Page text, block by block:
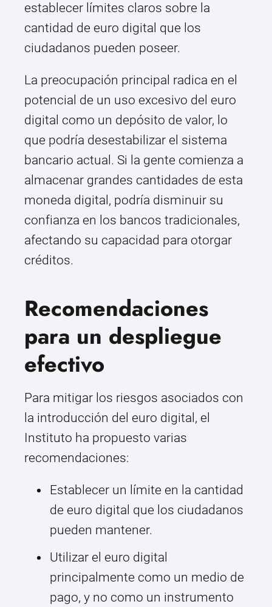
establecer límites claros sobre la
cantidad de euro digital que los
ciudadanos pueden poseer.
La preocupación principal radica en el
potencial de un uso excesivo del euro
digital como un depósito de valor, lo
que podría desestabilizar el sistema
bancario actual. Si la gente comienza a
almacenar grandes cantidades de esta
moneda digital, podría disminuir su
confianza en los bancos tradicionales,
afectando su capacidad para otorgar
créditos.
Recomendaciones
para un despliegue
efectivo
Para mitigar los riesgos asociados con
la introducción del euro digital, el
Instituto ha propuesto varias
recomendaciones:
Establecer un límite en la cantidad
de euro digital que los ciudadanos
pueden mantener.
Utilizar el euro digital
principalmente como un medio de
pago, y no como un instrumento